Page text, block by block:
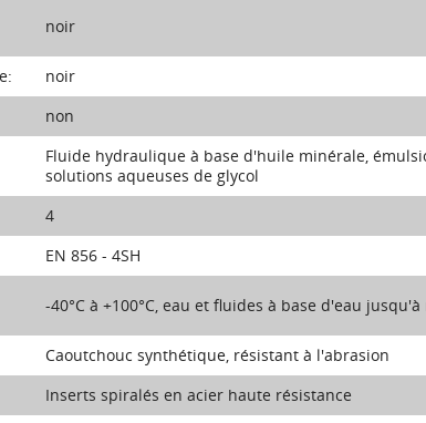
noir
noir
non
Fluide hydraulique à base d'huile minérale,
solutions aqueuses de glycol
4
EN 856 - 4SH
-40°C à +100°C, eau et fluides à base d'eau jusqu'à
Caoutchouc synthétique, résistant à l'abrasion
Inserts spiralés en acier haute résistance